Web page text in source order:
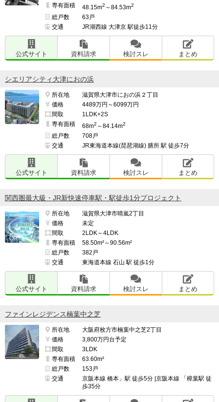
専有面積
48.15m2 ～84.53m2
総戸数
63戸
交通
JR湖西線 大津京 駅徒歩11分
公式サイト 資料請求 検討スレ まとめ
シエリアシティ大津におの浜
所在地
滋賀県大津市におの浜２丁目
価格
4489万円～6099万円
間取
1LDK+2S
専有面積
68m2 ～84.14m2
総戸数
708戸
交通
JR東海道本線(琵琶湖線) 膳所 駅 徒歩7分
公式サイト 資料請求 検討スレ まとめ
関西圏最大級・JR新快速停車駅・駅徒歩1分プロジェクト
所在地
滋賀県大津市晴嵐2丁目
価格
未定
間取
2LDK～4LDK
専有面積
58.50m²～90.56m²
総戸数
382戸
交通
東海道本線 石山 駅 徒歩1分
公式サイト 資料請求 検討スレ まとめ
ファインレジデンス楠葉中之芝
所在地
大阪府枚方市楠葉中之芝2丁目
価格
3,800万円台予定
間取
3LDK
専有面積
63.60m²
総戸数
153戸
交通
京阪本線 橋本」駅 徒歩5分 |京阪本線 「樟葉駅 徒
歩35分